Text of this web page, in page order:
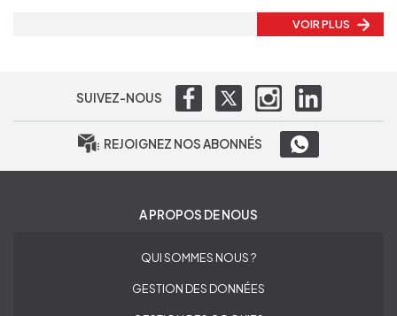
VOIR PLUS
SUIVEZ-NOUS
REJOIGNEZ NOS ABONNÉS
A PROPOS DE NOUS
QUI SOMMES NOUS ?
GESTION DES DONNÉES